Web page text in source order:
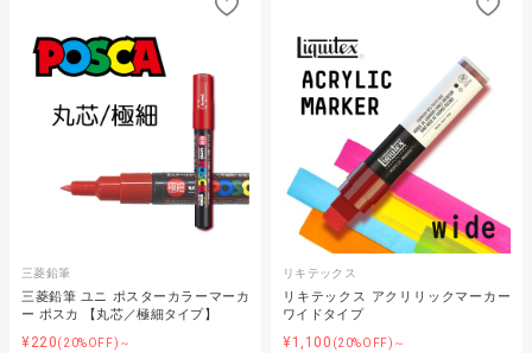
三菱鉛筆
三菱鉛筆 ユニ ポスターカラーマーカ
ー ポスカ 【丸芯／極細タイプ】
¥220(20%OFF)～
リキテックス
リキテックス アクリリックマーカー
ワイドタイプ
¥1,100 (20%OFF)～